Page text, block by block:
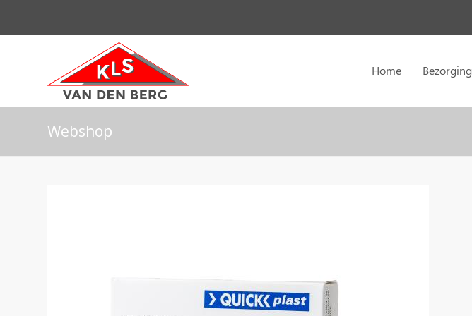
Home Bezorging
Webshop